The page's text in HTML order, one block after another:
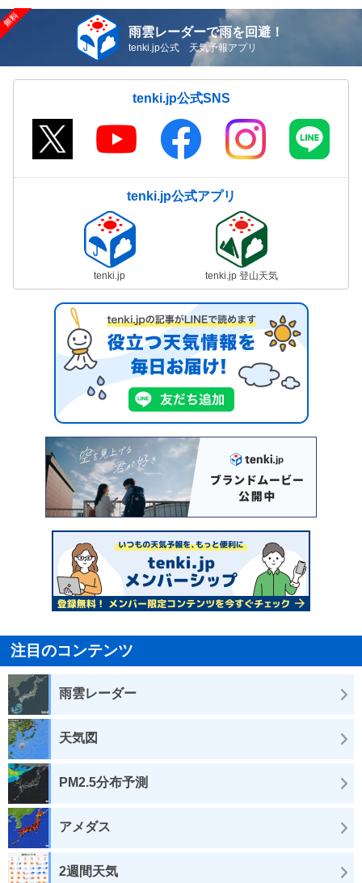
雨雲レーダーで雨を回避！
tenki.jp公式 天気予報アプリ
tenki.jp公式SNS
tenki.jp公式アプリ
tenki.jp tenki.jp 登山天気
注目のコンテンツ
雨雲レーダー
天気図
PM2.5分布予測
アメダス
2週間天気